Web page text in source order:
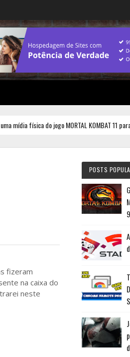
física do jogo MORTAL KOMBAT 11 para PS4!
fizeram
na caixa do
neste
POSTS